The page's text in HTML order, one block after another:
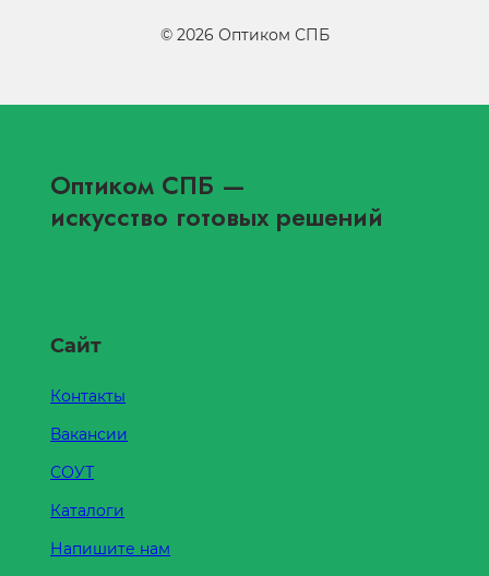
© 2026 Оптиком СПБ
Оптиком СПБ —
искусство готовых решений
Сайт
Контакты
Вакансии
СОУТ
Каталоги
Напишите нам